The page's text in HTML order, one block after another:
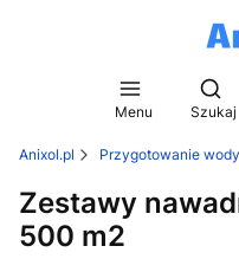
Menu Szukaj
Anixol.pl Przygotowanie
Zestawy
500 m2